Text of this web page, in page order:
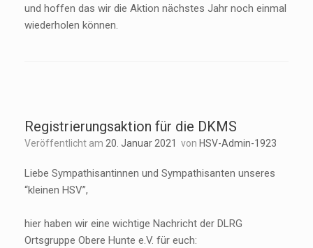
und hoffen das wir die Aktion nächstes Jahr noch einmal
wiederholen können.
Registrierungsaktion für die DKMS
Veröffentlicht am 20. Januar 2021 von HSV-Admin-1923
Liebe Sympathisantinnen und Sympathisanten unseres
“kleinen HSV”,
hier haben wir eine wichtige Nachricht der DLRG
Ortsgruppe Obere Hunte e.V. für euch: